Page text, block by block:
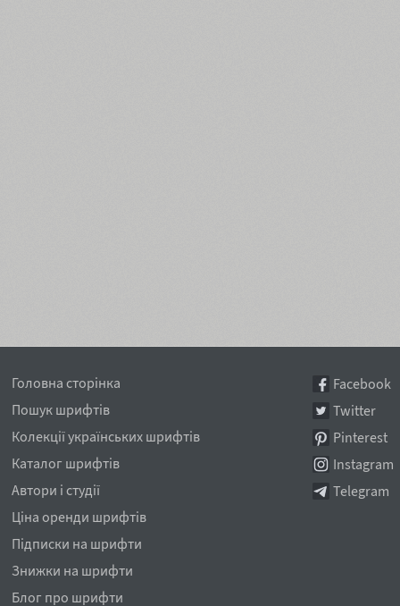
Головна сторінка
Пошук шрифтів
Колекції українських шрифтів
Каталог шрифтів
Автори і студії
Ціна оренди шрифтів
Підписки на шрифти
Знижки на шрифти
Блог про шрифти
Facebook
Twitter
Pinterest
Instagram
Telegram